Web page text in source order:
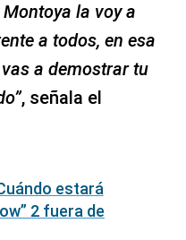
Montoya la voy a
a todos, en esa
a demostrar tu
, señala el
estará
2 fuera de